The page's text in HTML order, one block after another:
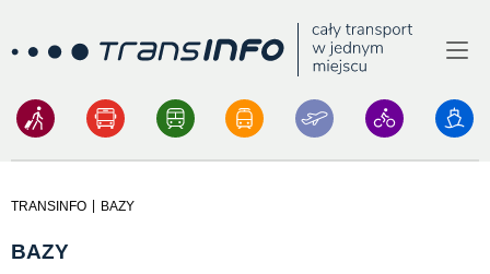
Logo Menu
BAZY
TRANSINFO BAZY
BAZY